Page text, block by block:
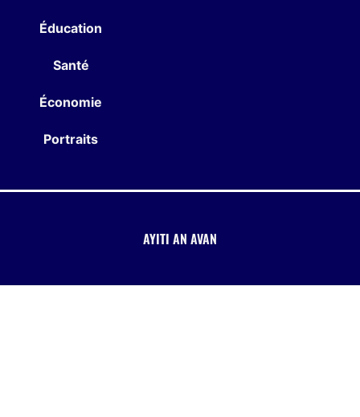
Éducation
Santé
Économie
Portraits
AYITI AN AVAN